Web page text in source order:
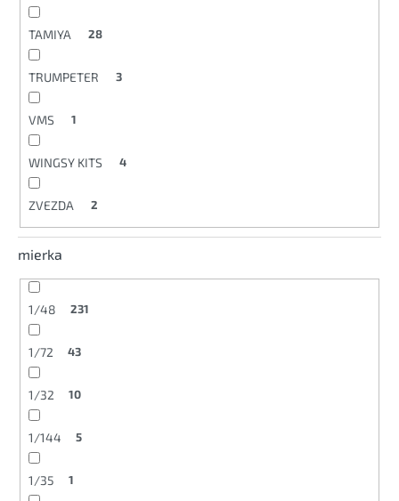
TAMIYA 28
TRUMPETER 3
VMS 1
WINGSY KITS 4
ZVEZDA 2
mierka
1/48 231
1/72 43
1/32 10
1/144 5
1/35 1